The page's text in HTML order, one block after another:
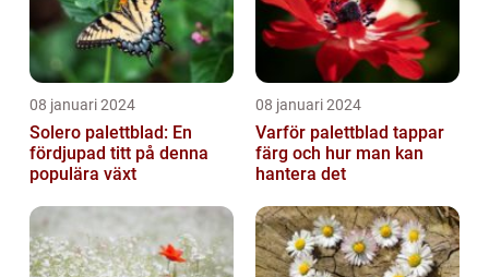
08 januari 2024
Solero palettblad: En
fördjupad titt på denna
populära växt
08 januari 2024
Varför palettblad tappar
färg och hur man kan
hantera det